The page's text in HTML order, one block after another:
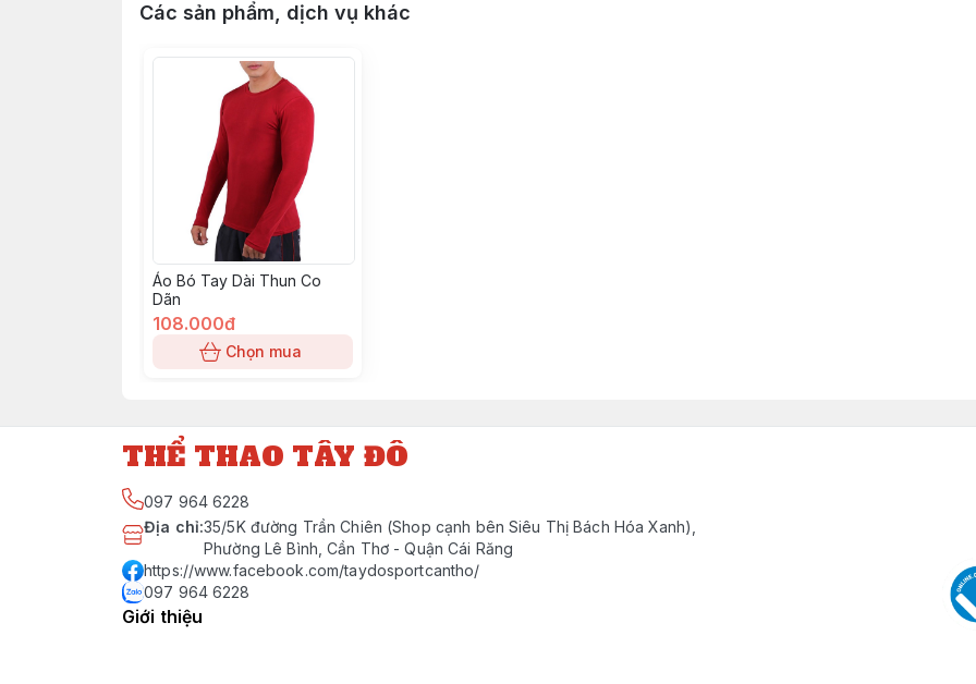
Các sản phẩm, dịch vụ khác
Áo Bó Tay Dài Thun Co
Dãn
108.000đ
Chọn mua
THỂ THAO TÂY ĐÔ
097 964 6228
Địa chỉ:35/5K đường Trần Chiên (Shop cạnh bên Siêu Thị Bách Hóa Xanh),
Phường Lê Bình, Cần Thơ - Quận Cái Răng
https://www.facebook.com/taydosportcantho/
097 964 6228
Giới thiệu